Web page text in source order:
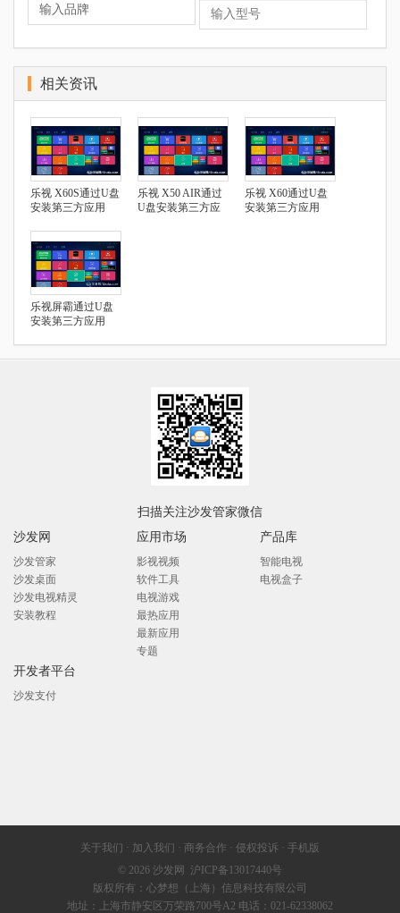
相关资讯
乐视 X60S通过U盘
安装第三方应用
乐视 X50 AIR通过
U盘安装第三方应
乐视 X60通过U盘
安装第三方应用
乐视屏霸通过U盘
安装第三方应用
扫描关注沙发管家微信
沙发网
沙发管家
沙发桌面
沙发电视精灵
安装教程
应用市场
影视视频
软件工具
电视游戏
最热应用
最新应用
专题
产品库
智能电视
电视盒子
开发者平台
沙发支付
关于我们 · 加入我们 · 商务合作 · 侵权投诉 · 手机版
© 2026 沙发网 沪ICP备13017440号
版权所有：心梦想（上海）信息科技有限公司
地址：上海市静安区万荣路700号A2 电话：021-62338062